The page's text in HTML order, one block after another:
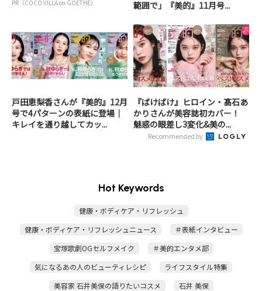
PR（COCO VILLA on GOETHE） 範囲で」『美的』11月号...
戸田恵梨香さんが『美的』12月
号で4パターンの表紙に登場｜
キレイを通り越してカッ...
『ばけばけ』ヒロイン・髙石あ
かりさんが美容誌初カバー！
魅惑の眼差し3変化&美の...
Recommended by
Hot Keywords
健康・ボディケア・リフレッシュ
健康・ボディケア・リフレッシュニュース
＃表紙インタビュー
宝塚歌劇OGセルフメイク
＃美的エンタメ部
気になるあの人のビューティレシピ
ライフスタイル特集
美容家 石井美保の語りたいコスメ
石井 美保